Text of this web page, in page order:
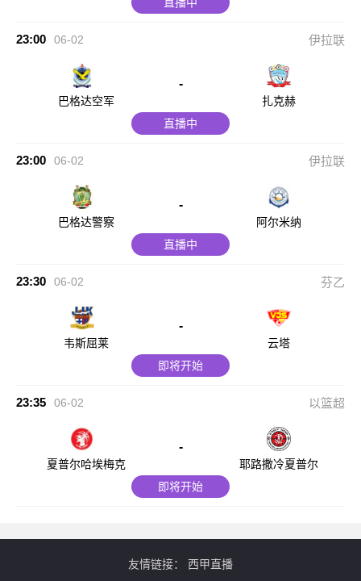
23:00 06-02 伊拉联
巴格达空军
-
扎克赫
直播中
23:00 06-02 伊拉联
巴格达警察
-
阿尔米纳
直播中
23:30 06-02 芬乙
韦斯屈莱
-
云塔
即将开始
23:35 06-02 以篮超
夏普尔哈埃梅克
-
耶路撒冷夏普尔
即将开始
友情链接： 西甲直播